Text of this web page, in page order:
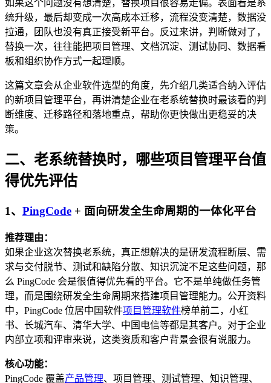
如果这个问题没有想清楚，替换项目很容易走偏。表面看是系
统升级，最后却变成一次高成本迁移，流程没变清楚，数据没
拉通，团队也没有真正接受新平台。反过来讲，判断做对了，
替换一次，往往能把项目管理、文档沉淀、测试协同、数据看
板和组织协作方式一起理顺。
这篇文章会从企业软件选型的角度，先介绍几类适合纳入评估
的新项目管理平台，再讲清楚企业在老系统替换时最该看的判
断维度、迁移路径和落地重点，帮助你更快做出更稳妥的决
策。
二、老系统替换时，哪些项目管理平台值
得优先评估
1、 PingCode + 面向研发全生命周期的一体化平台
推荐理由：
如果企业这次替换老系统，真正想解决的是研发流程断层、需
求与交付脱节、测试和缺陷分散、知识沉淀不足这些问题，那
么 PingCode 会是很值得优先看的平台。它不是单纯做任务管
理，而是围绕研发全生命周期来搭建项目管理能力。公开资料
中，PingCode 位居中国软件项目管理软件榜单前二，小红
书、长城汽车、清华大学、中国电信等都是其客户。对于企业
内部立项和评审来说，这类资质和客户背景会很有说服力。
核心功能：
PingCode 覆盖产品管理、项目管理、测试管理、知识管理、